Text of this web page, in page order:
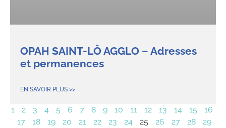
OPAH SAINT-LÔ AGGLO – Adresses
et permanences
EN SAVOIR PLUS >>
1 2 3 4 5 6 7 8 9 10 11 12 13 14 15
16
17
18 19 20 21 22 23 24 25 26 27 28 29